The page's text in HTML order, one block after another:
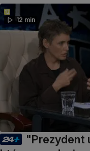
12 min
"Prezydent